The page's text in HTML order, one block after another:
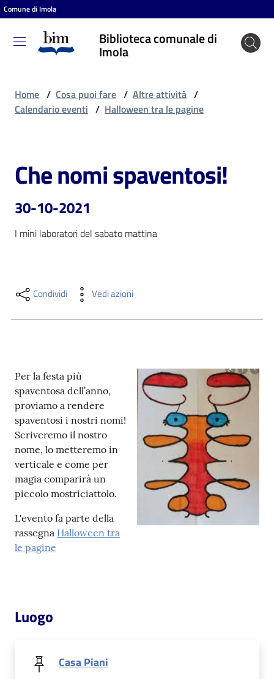
Vai al contenuto
Vai alla navigazione
Vai al footer
Comune di Imola
Biblioteca comunale di
Imola
Biblioteca
comunale
Cosa
puoi
fare
contenuti
Casa
Piani
Archivio
storico
Decentrate
la
lettura
Home / Cosa puoi fare / Altre attività /
Calendario eventi / Halloween tra le pagine
Salta al contenuto
Che nomi spaventosi!
30-10-2021
I mini laboratori del sabato mattina
Condividi Vedi azioni
Per la festa più
spaventosa dell’anno,
proviamo a rendere
spaventosi i nostri nomi!
Scriveremo il nostro
nome, lo metteremo in
verticale e come per
magia comparirà un
piccolo mostriciattolo.
L'evento fa parte della
rassegna Halloween tra
le pagine
Luogo
Casa Piani